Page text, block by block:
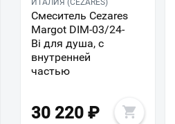
Смеситель Cezares
Margot DIM-03/24-
Bi для душа, с
внутренней
частью
30 220 ₽